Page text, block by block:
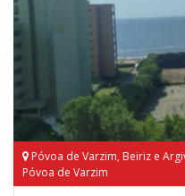
Póvoa de Varzim, Beiriz e
Póvoa de Varzim